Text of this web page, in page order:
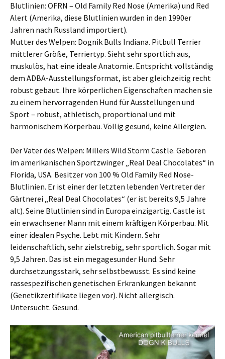
Blutlinien: OFRN – Old Family Red Nose (Amerika) und Red
Alert (Amerika, diese Blutlinien wurden in den 1990er
Jahren nach Russland importiert).
Mutter des Welpen: Dognik Bulls Indiana. Pitbull Terrier
mittlerer Größe, Terriertyp. Sieht sehr sportlich aus,
muskulös, hat eine ideale Anatomie. Entspricht vollständig
dem ADBA-Ausstellungsformat, ist aber gleichzeitig recht
robust gebaut. Ihre körperlichen Eigenschaften machen sie
zu einem hervorragenden Hund für Ausstellungen und
Sport – robust, athletisch, proportional und mit
harmonischem Körperbau. Völlig gesund, keine Allergien.
Der Vater des Welpen: Millers Wild Storm Castle. Geboren
im amerikanischen Sportzwinger „Real Deal Chocolates“ in
Florida, USA. Besitzer von 100 % Old Family Red Nose-
Blutlinien. Er ist einer der letzten lebenden Vertreter der
Gärtnerei „Real Deal Chocolates“ (er ist bereits 9,5 Jahre
alt). Seine Blutlinien sind in Europa einzigartig. Castle ist
ein erwachsener Mann mit einem kräftigen Körperbau. Mit
einer idealen Psyche. Lebt mit Kindern. Sehr
leidenschaftlich, sehr zielstrebig, sehr sportlich. Sogar mit
9,5 Jahren. Das ist ein megagesunder Hund. Sehr
durchsetzungsstark, sehr selbstbewusst. Es sind keine
rassespezifischen genetischen Erkrankungen bekannt
(Genetikzertifikate liegen vor). Nicht allergisch.
Untersucht. Gesund.